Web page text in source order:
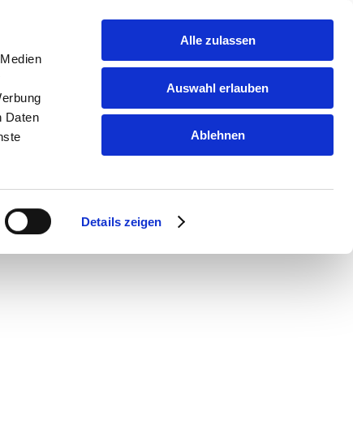
Daten
Details zeigen
Alle zulassen
Auswahl erlauben
Ablehnen